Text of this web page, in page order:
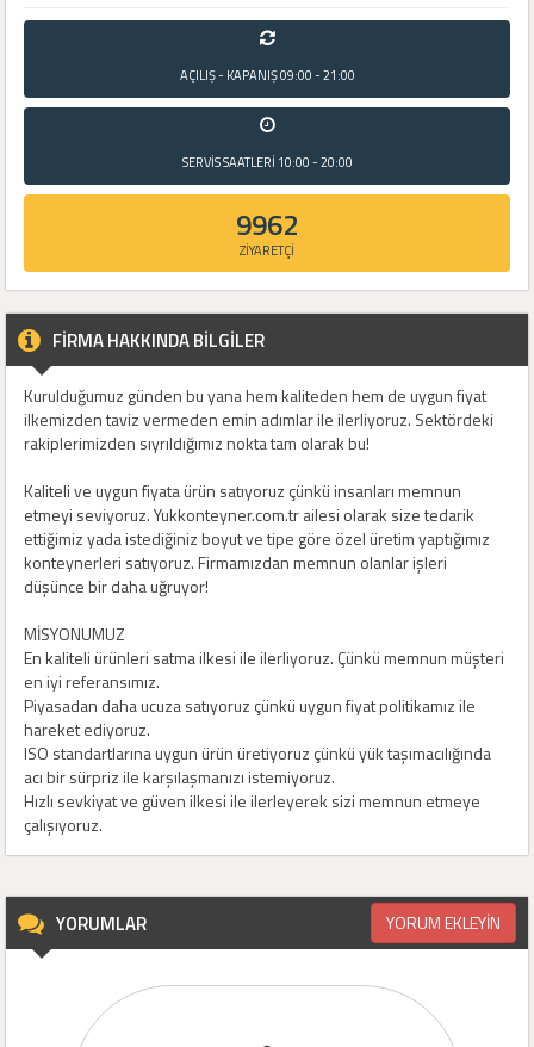
AÇILIŞ - KAPANIŞ09:00 - 21:00
SERVİS SAATLERİ 10:00 - 20:00
9962
ZİYARETÇİ
FİRMA HAKKINDA BİLGİLER
Kurulduğumuz günden bu yana hem kaliteden hem de uygun fiyat
ilkemizden taviz vermeden emin adımlar ile ilerliyoruz. Sektördeki
rakiplerimizden sıyrıldığımız nokta tam olarak bu!
Kaliteli ve uygun fiyata ürün satıyoruz çünkü insanları memnun
etmeyi seviyoruz. Yukkonteyner.com.tr ailesi olarak size tedarik
ettiğimiz yada istediğiniz boyut ve tipe göre özel üretim yaptığımız
konteynerleri satıyoruz. Firmamızdan memnun olanlar işleri
düşünce bir daha uğruyor!
MİSYONUMUZ
En kaliteli ürünleri satma ilkesi ile ilerliyoruz. Çünkü memnun müşteri
en iyi referansımız.
Piyasadan daha ucuza satıyoruz çünkü uygun fiyat politikamız ile
hareket ediyoruz.
ISO standartlarına uygun ürün üretiyoruz çünkü yük taşımacılığında
acı bir sürpriz ile karşılaşmanızı istemiyoruz.
Hızlı sevkiyat ve güven ilkesi ile ilerleyerek sizi memnun etmeye
çalışıyoruz.
YORUMLAR YORUM EKLEYİN